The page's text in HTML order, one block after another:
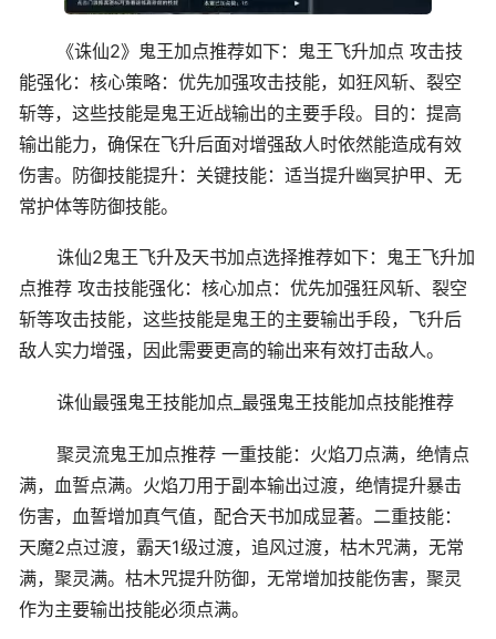
《诛仙2》鬼王加点推荐如下：鬼王飞升加点 攻击技
能强化：核心策略：优先加强攻击技能，如狂风斩、裂空
斩等，这些技能是鬼王近战输出的主要手段。目的：提高
输出能力，确保在飞升后面对增强敌人时依然能造成有效
伤害。防御技能提升：关键技能：适当提升幽冥护甲、无
常护体等防御技能。
诛仙2鬼王飞升及天书加点选择推荐如下：鬼王飞升加
点推荐 攻击技能强化：核心加点：优先加强狂风斩、裂空
斩等攻击技能，这些技能是鬼王的主要输出手段，飞升后
敌人实力增强，因此需要更高的输出来有效打击敌人。
诛仙最强鬼王技能加点_最强鬼王技能加点技能推荐
聚灵流鬼王加点推荐 一重技能：火焰刀点满，绝情点
满，血誓点满。火焰刀用于副本输出过渡，绝情提升暴击
伤害，血誓增加真气值，配合天书加成显著。二重技能：
天魔2点过渡，霸天1级过渡，追风过渡，枯木咒满，无常
满，聚灵满。枯木咒提升防御，无常增加技能伤害，聚灵
作为主要输出技能必须点满。